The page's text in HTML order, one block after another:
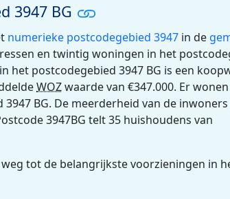
3947 BG
numerieke postcodegebied 3947 in de
en twintig woningen in het
het postcodegebied 3947 BG is een
WOZwaarde van €347.000. Er
BG. De meerderheid van de inwoners
3947BG telt 35 huishoudens van
tot de belangrijkste voorzieningen in